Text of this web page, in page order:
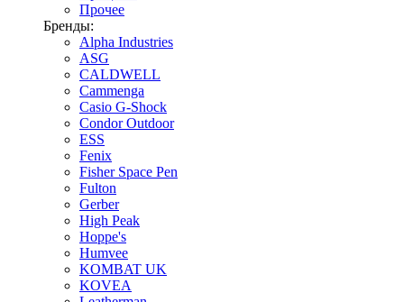
Прочее
Бренды:
Alpha Industries
ASG
CALDWELL
Cammenga
Casio G-Shock
Condor Outdoor
ESS
Fenix
Fisher Space Pen
Fulton
Gerber
High Peak
Hoppe's
Humvee
KOMBAT UK
KOVEA